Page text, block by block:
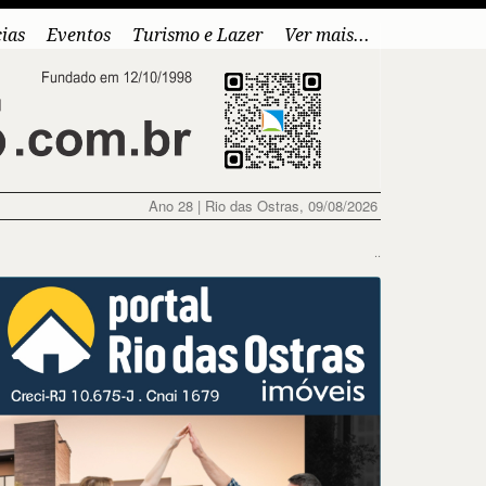
Eventos Turismo e Lazer Ver mais...
Ano 28 | Rio das Ostras, 09/08/2026
..